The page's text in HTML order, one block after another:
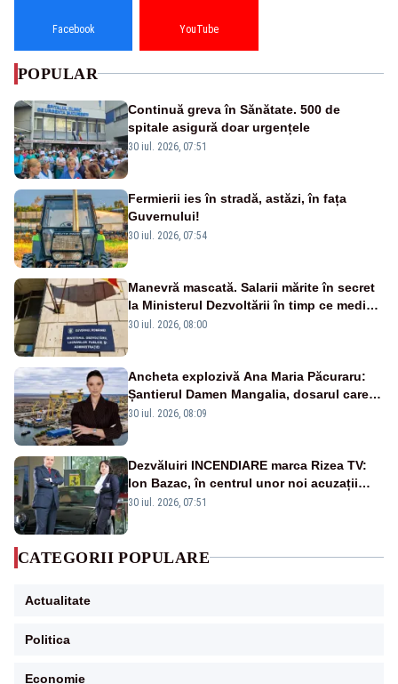
Facebook YouTube
POPULAR
Continuă greva în Sănătate. 500 de
spitale asigură doar urgențele
30 iul. 2026, 07:51
Fermierii ies în stradă, astăzi, în fața
Guvernului!
30 iul. 2026, 07:54
Manevră mascată. Salarii mărite în secret
la Ministerul Dezvoltării în timp ce medicii
ies în stradă
30 iul. 2026, 08:00
Ancheta explozivă Ana Maria Păcuraru:
Șantierul Damen Mangalia, dosarul care
scufundă apărarea României
30 iul. 2026, 08:09
Dezvăluiri INCENDIARE marca Rizea TV:
Ion Bazac, în centrul unor noi acuzații
publice
30 iul. 2026, 07:51
CATEGORII POPULARE
Actualitate
Politica
Economie